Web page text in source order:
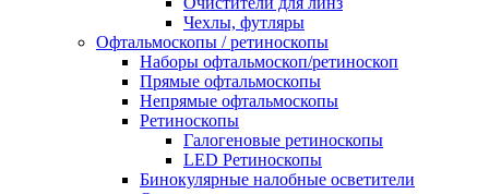
Чехлы, футляры
Офтальмоскопы / ретиноскопы
Наборы офтальмоскоп/ретиноскоп
Прямые офтальмоскопы
Непрямые офтальмоскопы
Ретиноскопы
Галогеновые ретиноскопы
LED Ретиноскопы
Бинокулярные налобные осветители